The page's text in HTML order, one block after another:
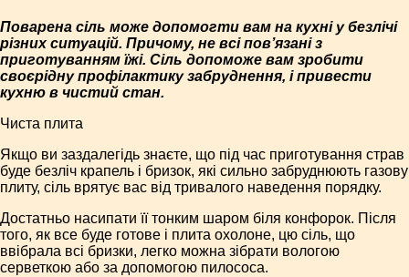
Поварена сіль може допомогти вам на кухні у безлічі
різних ситуацій. Причому, не всі пов’язані з
приготуванням їжі. Сіль допоможе вам зробити
своєрідну профілактику забруднення, і привести
кухню в чистий стан.
Чиста плита
Якщо ви заздалегідь знаєте, що під час приготування страв
буде безліч крапель і бризок, які сильно забруднюють газову
плиту, сіль врятує вас від тривалого наведення порядку.
Достатньо насипати її тонким шаром біля конфорок. Після
того, як все буде готове і плита охолоне, цю сіль, що
ввібрала всі бризки, легко можна зібрати вологою
серветкою або за допомогою пилососа.